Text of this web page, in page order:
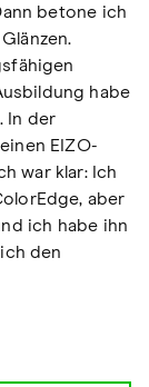
betone ich
habe
In der
EIZO-
war klar: Ich
aber
ich habe ihn
den